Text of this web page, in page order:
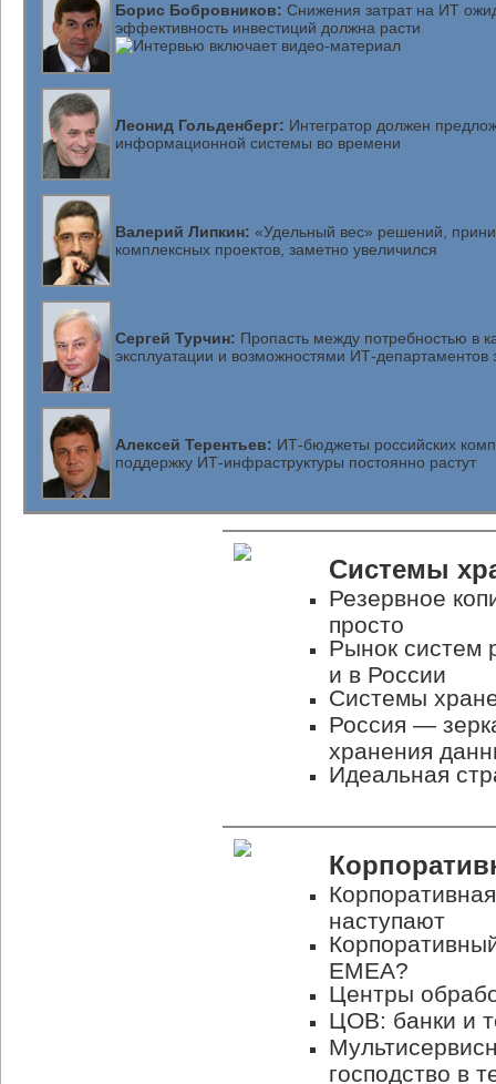
Борис Бобровников: Снижения затрат на ИТ
эффективность инвестиций должна расти
Леонид Гольденберг: Интегратор должен
информационной системы во времени
Валерий Липкин: «Удельный вес» решений,
комплексных проектов, заметно увеличился
Сергей Турчин: Пропасть между потребностью в
эксплуатации и возможностями ИТ-департаментов
Алексей Терентьев: ИТ-бюджеты российских
поддержку ИТ-инфраструктуры постоянно растут
Системы
Резервное
просто
Рынок систем
и в России
Системы
Россия —
хранения
Идеальная
наступают
EMEA?
Центры
ЦОВ: банки и
господство в